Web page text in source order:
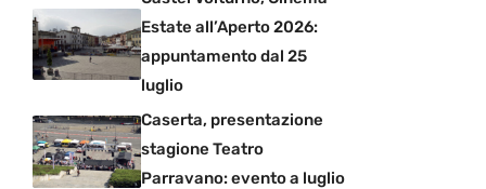
Estate all’Aperto 2026:
appuntamento dal 25
luglio
Caserta, presentazione
stagione Teatro
Parravano: evento a luglio